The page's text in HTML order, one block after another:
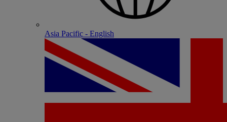
Asia Pacific - English